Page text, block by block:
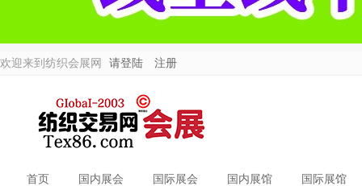
欢迎来到纺织会展网 请登陆 注册
首页 国内展会 国际展会 国内展馆 国际展馆